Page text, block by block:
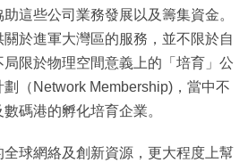
這些公司業務發展以及籌集資金。
於進軍大灣區的服務，並不限於自
限於物理空間意義上的「培育」公
（Network Membership)，當中不
碼港的孵化培育企業。
全球網絡及創新資源，更大程度上幫